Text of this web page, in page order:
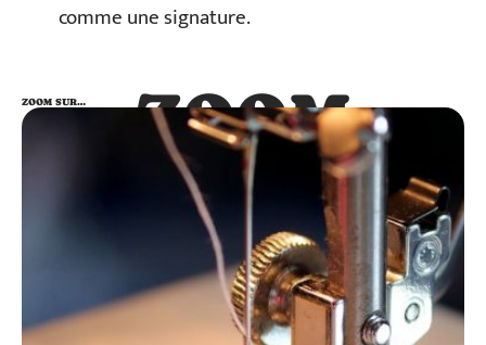
comme une signature.
ZOOM
SUR…
ZOOM SUR…